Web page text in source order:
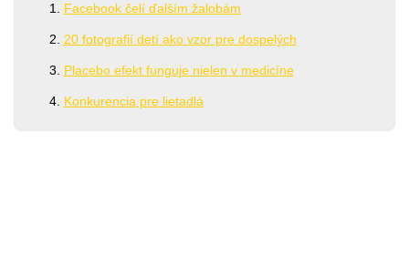
Facebook čelí ďalším žalobám
20 fotografií detí ako vzor pre dospelých
Placebo efekt funguje nielen v medicíne
Konkurencia pre lietadlá